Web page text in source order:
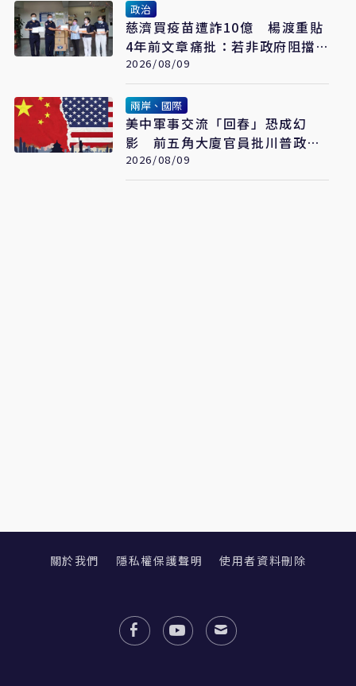
政治
慈濟買疫苗遭詐10億 楊渡重貼
4年前文章痛批：若非政府阻擋
會這樣嗎？
2026/08/09
兩岸、國際
美中軍事交流「回春」恐成幻
影 前五角大廈官員批川普政府
宣傳大於實質
2026/08/09
關於我們 隱私權保護聲明 使用者資料刪除